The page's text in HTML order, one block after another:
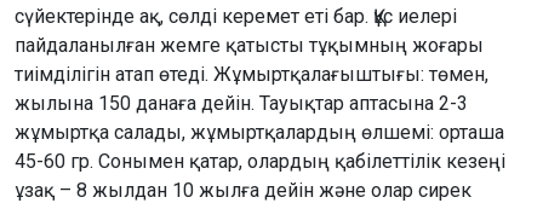
сүйектерінде ақ, сөлді керемет еті бар. Құс иелері
пайдаланылған жемге қатысты тұқымның жоғары
тиімділігін атап өтеді. Жұмыртқалағыштығы: төмен,
жылына 150 данаға дейін. Тауықтар аптасына 2-3
жұмыртқа салады, жұмыртқалардың өлшемі: орташа
45-60 гр. Сонымен қатар, олардың қабілеттілік кезеңі
ұзақ – 8 жылдан 10 жылға дейін және олар сирек